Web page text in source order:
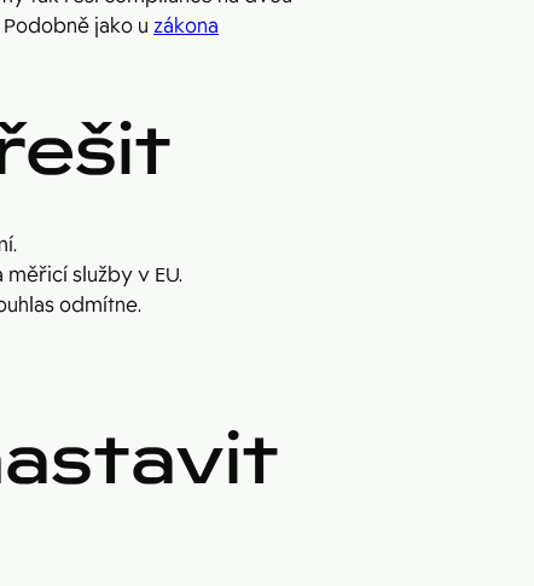
jako u zákona
služby v EU.
odmítne.